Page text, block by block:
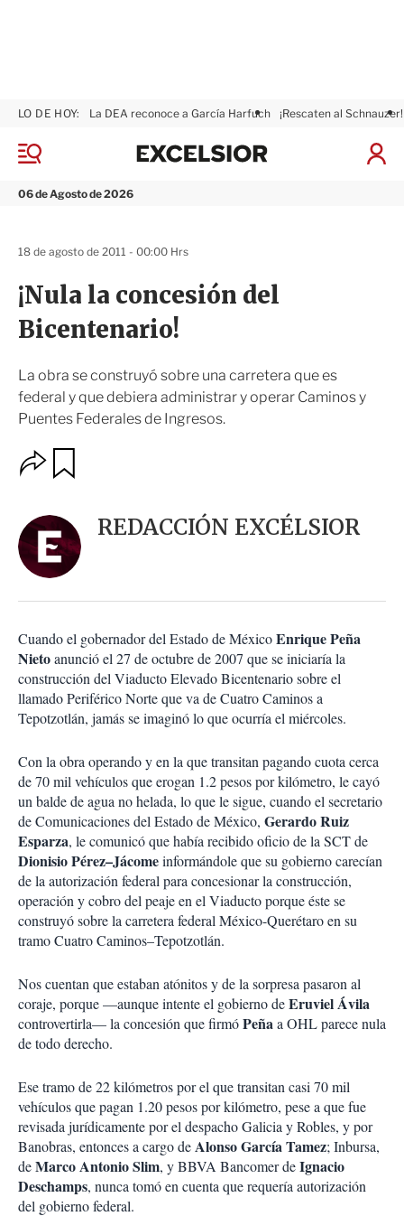
M
n
06 de Agosto de 2026
LO DE HOY: La DEA reconoce a García Harfuch ¡Rescaten al Schnauzer!
I
x
¡Nula la concesión del
Bicentenario!
La obra se construyó sobre una carretera que es
federal y que debiera administrar y operar Caminos y
Puentes Federales de Ingresos.
18 de agosto de 2011 - 00:00 Hrs
O
p
n
e
s
o
m
p
a
r
r
a
r
REDACCIÓN EXCÉLSIOR
Cuando el gobernador del Estado de MéxicoEnrique Peña
Nietoanunció el 27 de octubre de 2007 que se iniciaría la
construcción del Viaducto Elevado Bicentenario sobre el
llamado Periférico Norte que va de Cuatro Caminos a
Tepotzotlán, jamás se imaginó lo que ocurría el miércoles.
Con la obra operando y en la que transitan pagando cuota cerca
de 70 mil vehículos que erogan 1.2 pesos por kilómetro, le cayó
un balde de agua no helada, lo que le sigue, cuando el secretario
de Comunicaciones del Estado de México, Gerardo Ruiz
Esparza, le comunicó que había recibido oficio de la SCT de
Dionisio Pérez–Jácomeinformándole que su gobierno carecían
de la autorización federal para concesionar la construcción,
operación y cobro del peaje en el Viaducto porque éste se
construyó sobre la carretera federal México-Querétaro en su
tramo Cuatro Caminos–Tepotzotlán.
Nos cuentan que estaban atónitos y de la sorpresa pasaron al
coraje, porque —aunque intente el gobierno deEruviel Ávila
controvertirla— la concesión que firmóPeñaa OHL parece nula
de todo derecho.
Ese tramo de 22 kilómetros por el que transitan casi 70 mil
vehículos que pagan 1.20 pesos por kilómetro, pese a que fue
revisada jurídicamente por el despacho Galicia y Robles, y por
Banobras, entonces a cargo deAlonso GarcíaTamez; Inbursa,
deMarco Antonio Slim, y BBVA Bancomer deIgnacio
Deschamps, nunca tomó en cuenta que requería autorización
del gobierno federal.